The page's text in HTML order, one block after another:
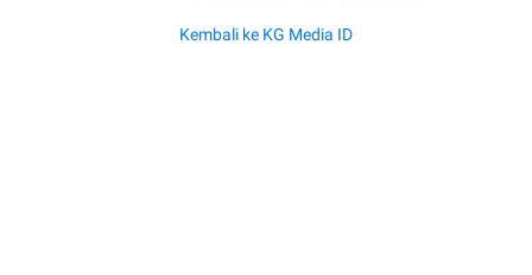
Kembali ke KG Media ID